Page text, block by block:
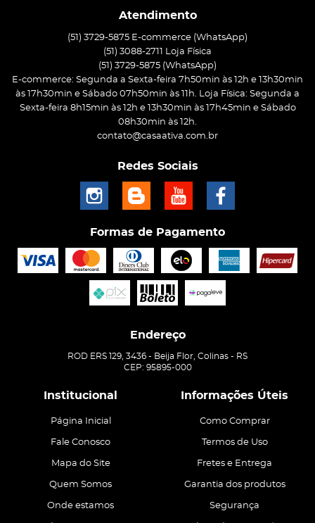
Atendimento
(51) 3729-5875 E-commerce (WhatsApp)
(51) 3088-2711 Loja Física
(51) 3729-5875 (WhatsApp)
E-commerce: Segunda a Sexta-feira 7h50min às 12h e 13h30min
às 17h30min e Sábado 07h50min às 11h. Loja Física: Segunda a
Sexta-feira 8h15min às 12h e 13h30min às 17h45min e Sábado
08h30min às 12h.
contato@casaativa.com.br
Redes Sociais
Formas de Pagamento
Endereço
ROD ERS 129, 3436 - Beija Flor, Colinas - RS
CEP: 95895-000
Institucional
Página Inicial
Fale Conosco
Mapa do Site
Quem Somos
Onde estamos
Informações Úteis
Como Comprar
Termos de Uso
Fretes e Entrega
Garantia dos produtos
Segurança